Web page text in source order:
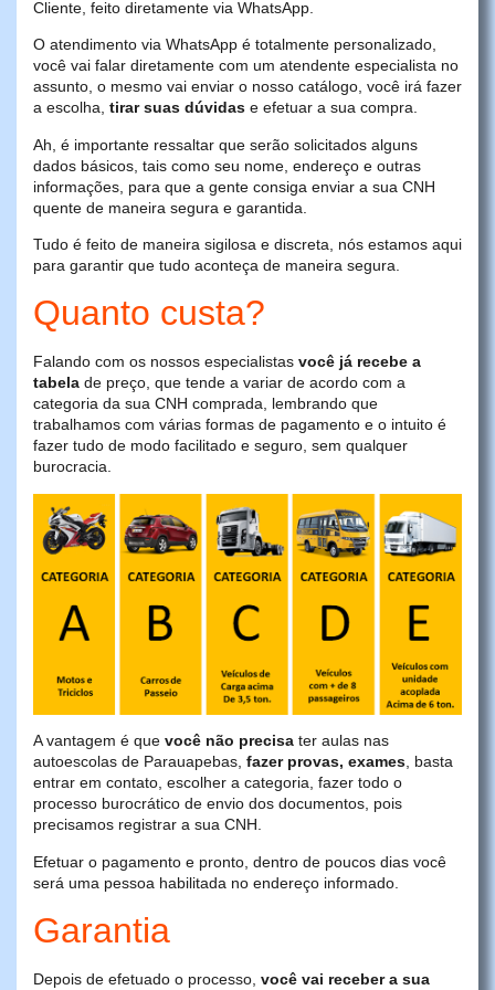
Cliente, feito diretamente via WhatsApp.
O atendimento via WhatsApp é totalmente personalizado,
você vai falar diretamente com um atendente especialista no
assunto, o mesmo vai enviar o nosso catálogo, você irá fazer
a escolha, tirar suas dúvidas e efetuar a sua compra.
Ah, é importante ressaltar que serão solicitados alguns
dados básicos, tais como seu nome, endereço e outras
informações, para que a gente consiga enviar a sua CNH
quente de maneira segura e garantida.
Tudo é feito de maneira sigilosa e discreta, nós estamos aqui
para garantir que tudo aconteça de maneira segura.
Quanto custa?
Falando com os nossos especialistas você já recebe a
tabela de preço, que tende a variar de acordo com a
categoria da sua CNH comprada, lembrando que
trabalhamos com várias formas de pagamento e o intuito é
fazer tudo de modo facilitado e seguro, sem qualquer
burocracia.
A vantagem é que você não precisa ter aulas nas
autoescolas de Parauapebas, fazer provas, exames, basta
entrar em contato, escolher a categoria, fazer todo o
processo burocrático de envio dos documentos, pois
precisamos registrar a sua CNH.
Efetuar o pagamento e pronto, dentro de poucos dias você
será uma pessoa habilitada no endereço informado.
Garantia
Depois de efetuado o processo, você vai receber a sua